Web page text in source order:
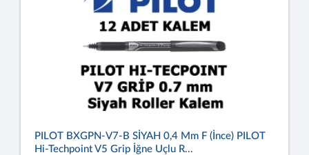
PILOT BXGPN-V7-B SİYAH 0,4 Mm F (İnce) PILOT
Hi-Techpoint V5 Grip İğne Uçlu R...